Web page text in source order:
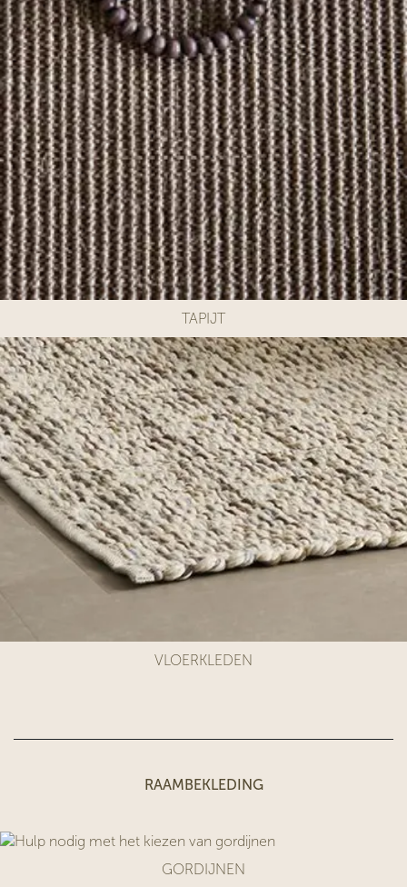
TAPIJT
VLOERKLEDEN
RAAMBEKLEDING
GORDIJNEN